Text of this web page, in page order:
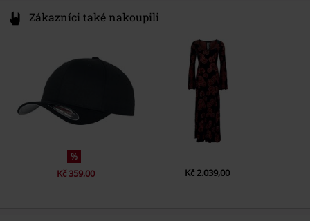
Zákazníci také nakoupili
%
Kč 359,00 Kč 2.039,00